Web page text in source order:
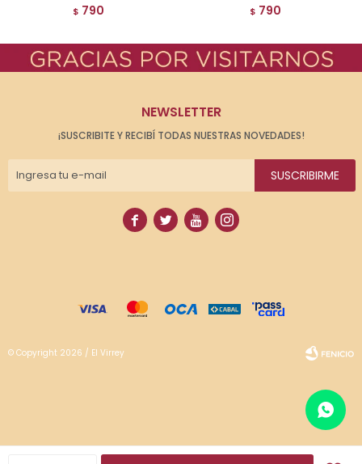
$ 790 $ 790
NEWSLETTER
¡SUSCRIBITE Y RECIBÍ TODAS NUESTRAS NOVEDADES!
SUSCRIBIRME
   
© Copyright 2026 / El Virrey